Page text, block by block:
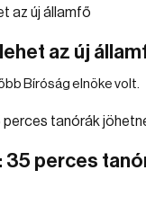
az új
Bíróság elnöke volt.
35 perces